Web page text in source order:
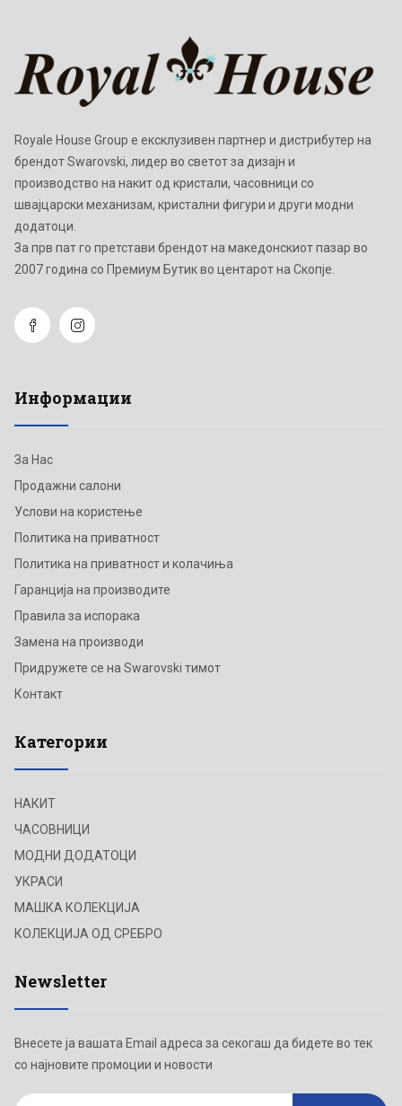
Royale House Group е ексклузивен партнер и дистрибутер на
брендот Swarovski, лидер во светот за дизајн и
производство на накит од кристали, часовници со
швајцарски механизам, кристални фигури и други модни
додатоци.
Зa прв пат го претстави брендот на македонскиот пазар во
2007 година со Премиум Бутик во центарот на Скопје.
Информации
За Нас
Продажни салони
Услови на користење
Политика на приватност
Политика на приватност и колачиња
Гаранција на производите
Правила за испорака
Замена на производи
Придружете се на Swarovski тимот
Контакт
Категории
НАКИТ
ЧАСОВНИЦИ
МОДНИ ДОДАТОЦИ
УКРАСИ
МАШКА КОЛЕКЦИЈА
КОЛЕКЦИЈА ОД СРЕБРО
Newsletter
Внесете ја вашата Email адреса за секогаш да бидете во тек
со најновите промоции и новости